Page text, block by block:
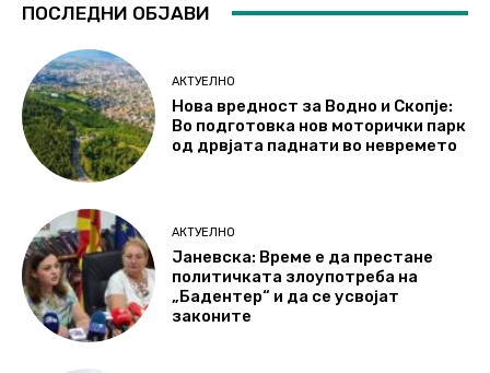
ПОСЛЕДНИ ОБЈАВИ
АКТУЕЛНО
Нова вредност за Водно и Скопје:
Во подготовка нов моторички парк
од дрвјата паднати во невремето
АКТУЕЛНО
Јаневска: Време е да престане
политичката злоупотреба на
„Бадентер“ и да се усвојат
законите